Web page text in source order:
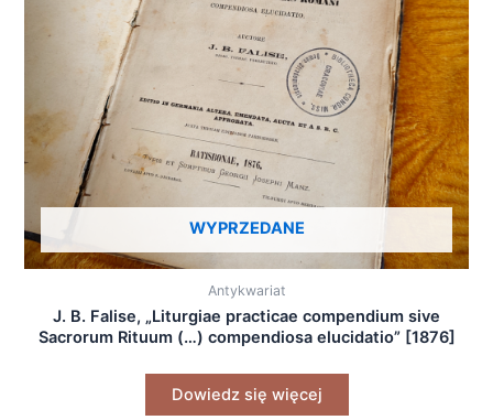
WYPRZEDANE
Antykwariat
J. B. Falise, „Liturgiae practicae compendium sive
Sacrorum Rituum (…) compendiosa elucidatio” [1876]
Dowiedz się więcej